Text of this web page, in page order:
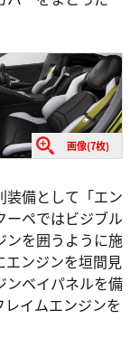
画像(7枚)
装備として「エン
ーペではビジブル
ンを囲うように施
エンジンを垣間見
ンベイパネルを備
イムエンジンを